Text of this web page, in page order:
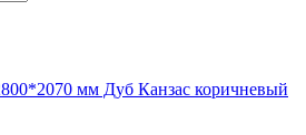
мм Дуб Канзас коричневый